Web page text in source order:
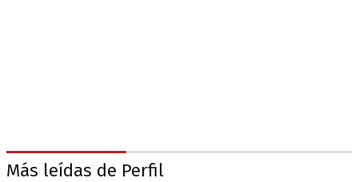
Más leídas de Perfil